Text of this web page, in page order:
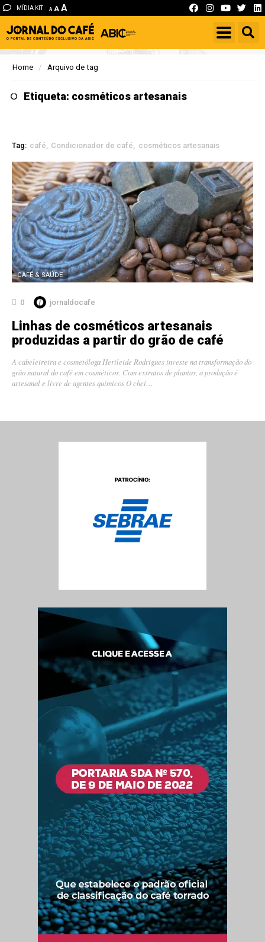
MÍDIA KIT A A A
Home Arquivo de tag
Etiqueta: cosméticos artesanais
Tag: café Condicionador de café cosméticos artesanais
CAFÉ & SAÚDE
0 jornaldocafe
Linhas de cosméticos artesanais
produzidas a partir do grão de café
A cabeleireira e cosmetóloga Herileide Rodrigues investe na transformação do
grão natural do café em cosméticos. Com extratos de plantas, a produção é
artesanal e livre de agentes químicos O chei…